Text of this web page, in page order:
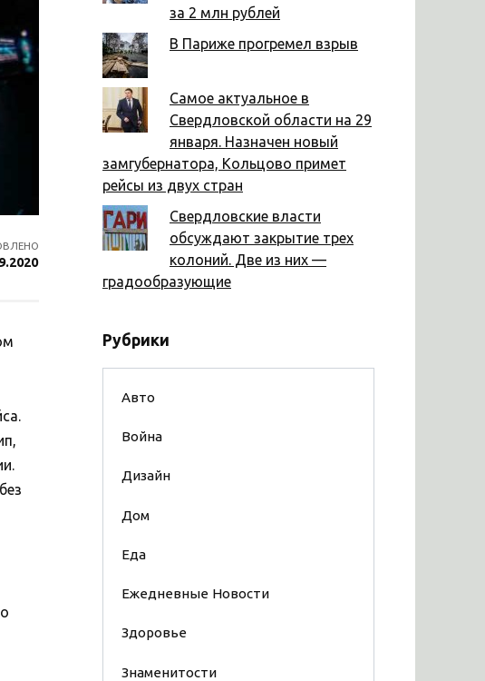
за 2 млн рублей
В Париже прогремел взрыв
Самое актуальное в
Свердловской области на 29
января. Назначен новый
замгубернатора, Кольцово примет
рейсы из двух стран
Свердловские власти
обсуждают закрытие трех
колоний. Две из них —
градообразующие
Рубрики
Авто
Война
Дизайн
Дом
Еда
Ежедневные Новости
Здоровье
Знаменитости